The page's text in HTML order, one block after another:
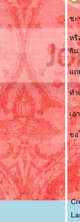
ชะ
หรื
กัน
ถม
ทำ
เอ
ขอ